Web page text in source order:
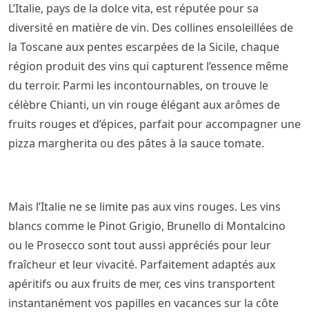
L’Italie, pays de la dolce vita, est réputée pour sa
diversité en matière de vin. Des collines ensoleillées de
la Toscane aux pentes escarpées de la Sicile, chaque
région produit des vins qui capturent l’essence même
du terroir. Parmi les incontournables, on trouve le
célèbre Chianti, un vin rouge élégant aux arômes de
fruits rouges et d’épices, parfait pour accompagner une
pizza margherita ou des pâtes à la sauce tomate.
Mais l’Italie ne se limite pas aux vins rouges. Les vins
blancs comme le Pinot Grigio, Brunello di Montalcino
ou le Prosecco sont tout aussi appréciés pour leur
fraîcheur et leur vivacité. Parfaitement adaptés aux
apéritifs ou aux fruits de mer, ces vins transportent
instantanément vos papilles en vacances sur la côte